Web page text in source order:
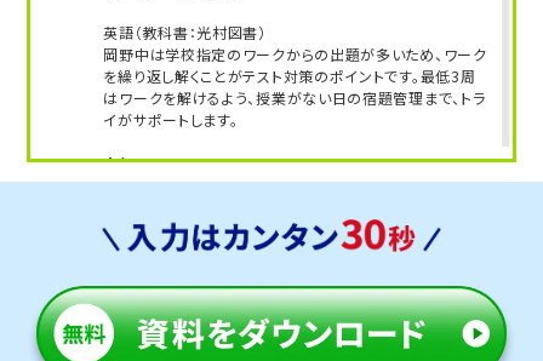
英語（教科書：光村図書）
岡野中は学校指定のワークからの出題が多いため、ワーク
を繰り返し解くことがテスト対策のポイントです。最低3周
はワークを解けるよう、授業がない日の宿題管理まで、トラ
イがサポートします。
人気のコース
・定期テスト・内申点対策コース
松本中学校
トライは学校から約30分の立地にあり、自転車で通塾する
生徒も多くいます。気軽に通える距離なので、部活動との両
立にも安心です。